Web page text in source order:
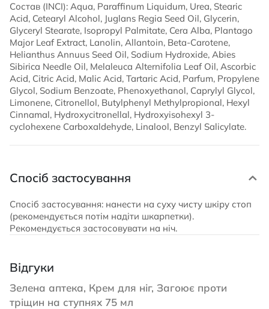
Состав (INCI): Aqua, Paraffinum Liquidum, Urea, Stearic
Acid, Cetearyl Alcohol, Juglans Regia Seed Oil, Glycerin,
Glyceryl Stearate, Isopropyl Palmitate, Cera Alba, Plantago
Major Leaf Extract, Lanolin, Allantoin, Beta-Carotene,
Helianthus Annuus Seed Oil, Sodium Hydroxide, Abies
Sibirica Needle Oil, Melaleuca Alternifolia Leaf Oil, Ascorbic
Acid, Citric Acid, Malic Acid, Tartaric Acid, Parfum, Propylene
Glycol, Sodium Benzoate, Phenoxyethanol, Caprylyl Glycol,
Limonene, Citronellol, Butylphenyl Methylpropional, Hexyl
Cinnamal, Hydroxycitronellal, Hydroxyisohexyl 3-
cyclohexene Carboxaldehyde, Linalool, Benzyl Salicylate.
Спосіб застосування
Спосіб застосування: нанести на суху чисту шкіру стоп
(рекомендується потім надіти шкарпетки).
Рекомендується застосовувати на ніч.
Відгуки
Зелена аптека, Крем для ніг, Загоює проти
тріщин на ступнях 75 мл